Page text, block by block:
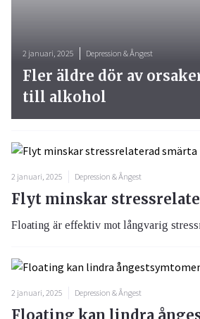
2 januari, 2025 Depression & Ångest
Flyt minskar
Floating är effektiv mot långvarig
2 januari, 2025 Depression & Ångest
Floating kan lindra
2 januari, 2025 Depression & Ångest
Fler äldre dör av
till alkohol